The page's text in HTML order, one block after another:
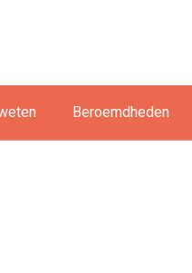
Beroemdheden